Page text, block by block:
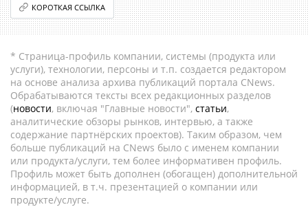
КОРОТКАЯ ССЫЛКА
* Страница-профиль компании, системы (продукта или
услуги), технологии, персоны и т.п. создается редактором
на основе анализа архива публикаций портала CNews.
Обрабатываются тексты всех редакционных разделов
(новости, включая "Главные новости", статьи,
аналитические обзоры рынков, интервью, а также
содержание партнёрских проектов). Таким образом, чем
больше публикаций на CNews было с именем компании
или продукта/услуги, тем более информативен профиль.
Профиль может быть дополнен (обогащен) дополнительной
информацией, в т.ч. презентацией о компании или
продукте/услуге.